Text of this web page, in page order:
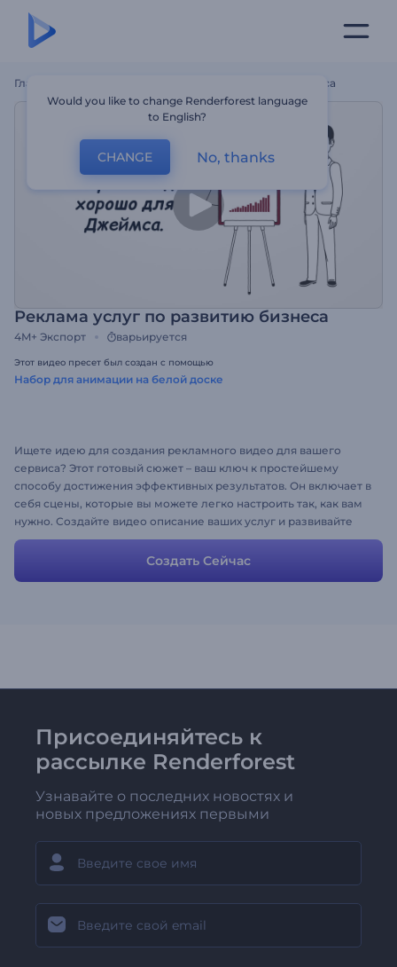
Главная Реклама Услуг По Развитию Бизнеса
Реклама услуг по развитию бизнеса
4M+ Экспорт варьируется
Этот видео пресет был создан с помощью
Набор для анимации на белой доске
Ищете идею для создания рекламного видео для вашего
сервиса? Этот готовый cюжет – ваш ключ к простейшему
способу достижения эффективных результатов. Он включает в
себя сцены, которые вы можете легко настроить так, как вам
нужно. Создайте видео описание ваших услуг и развивайте
свой бизнес, не тратя на это слишком много времени и
Создать Сейчас
Присоединяйтесь к
рассылке Renderforest
Узнавайте о последних новостях и
новых предложениях первыми
Would you like to change Renderforest language
to English?
CHANGE No, thanks